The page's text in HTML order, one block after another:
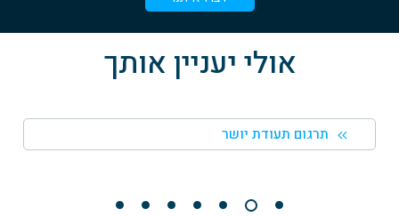
אולי יעניין אותך
תרגום תעודת יושר